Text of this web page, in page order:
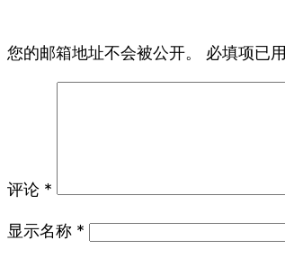
您的邮箱地址不会被公开。 必填项已用
评论 *
显示名称 *